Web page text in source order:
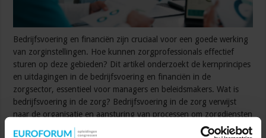
Bedrijfsvoering en financiën zijn cruciaal voor een goede werking
van zorginstellingen. Hoe kunnen zorgprofessionals effectief
sturen op deze gebieden? Dit artikel onderzoekt de kernprincipes
en uitdagingen in de bedrijfsvoering en financiën in de
zorgsector, essentieel voor managers en beleidsmakers. Wat is
bedrijfsvoering in de zorg? Bedrijfsvoering in de zorg verwijst
naar de organisatie en aansturing van processen om zorgdiensten